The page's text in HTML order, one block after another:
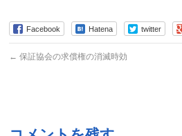
Facebook Hatena twitter
← 保証協会の求償権の消滅時効